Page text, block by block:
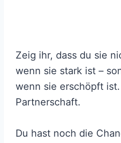
Zeig ihr, dass du sie
wenn sie stark ist –
wenn sie erschöpft
Partnerschaft.
Du hast noch die